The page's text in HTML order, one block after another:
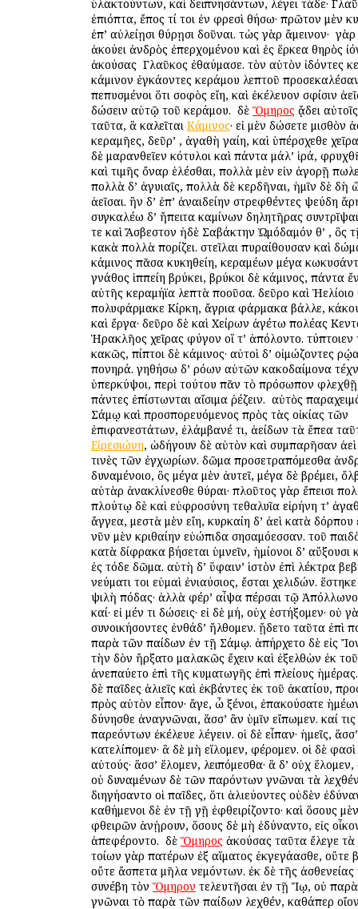
ὑλακτούντων, καὶ δειπνησάντων, λέγει τάδε·
ἐπιόπτα, ἔπος τί τοι ἐν φρεσὶ θήσω· πρῶτον μὲν
ἐπ’ αὐλείῃσι θύρῃσι δοῦναι. τὼς γὰρ ἄμεινον· ὁ
ἀκούει ἀνδρὸς ἐπερχομένου καὶ ἐς ἕρκεα θηρὸς
ἀκούσας ὁ Γλαῦκος ἐθαύμασε. τὸν αὐτὸν ἰδόντες
κάμινον ἐγκάοντες κεράμου λεπτοῦ
πεπυσμένοι ὅτι σοφὸς εἴη, καὶ ἐκέλευον σφίσιν
δώσειν αὐτῷ τοῦ κεράμου. ὁ δὲ Ὅμηρος ᾄδει
ταῦτα, ἃ καλεῖται Κάμινος· εἰ μὲν δώσετε μισθὸν
κεραμῆες, δεῦρ’ , ἀγαθὴ γαίη, καὶ ὑπέρσχεθε
δὲ μαρανθεῖεν κότυλοι καὶ πάντα μάλ’ ἱρά,
καὶ τιμῆς ὄναρ ἑλέσθαι, πολλὰ μὲν εἰν ἀγορῇ
πολλὰ δ’ ἀγυιαῖς, πολλὰ δὲ κερδῆναι, ἡμῖν δὲ δὴ
ἀεῖσαι. ἢν δ’ ἐπ’ ἀναιδείην στρεφθέντες ψεύδη
συγκαλέω δ’ ἤπειτα καμίνων δηλητῆρας
τε καὶ Ἄσβεστον ἠδὲ Σαβάκτην Ὠμόδαμόν θ’ , ὃς
κακὰ πολλὰ πορίζει. στεῖλαι πυραίθουσαν καὶ
κάμινος πᾶσα κυκηθείη, κεραμέων μέγα
γνάθος ἱππείη βρύκει, βρύκοι δὲ κάμινος, πάντα
αὐτῆς κεραμήϊα λεπτὰ ποοῦσα. δεῦρο καὶ Ἠελίοιο
πολυφάρμακε Κίρκη, ἄγρια φάρμακα βάλλε,
καὶ ἔργα· δεῦρο δὲ καὶ Χείρων ἀγέτω πολέας
Ἡρακλῆος χεῖρας φύγον οἵ τ’ ἀπόλοντο. τύπτοιεν
κακῶς, πίπτοι δὲ κάμινος· αὐτοὶ δ’ οἰμώζοντες
πονηρά. γηθήσω δ’ ὁρόων αὐτῶν κακοδαίμονα
ὑπερκύψοι, περὶ τούτου πᾶν τὸ πρόσωπον
πάντες ἐπίστωνται αἴσιμα ῥέζειν. ὁ αὐτὸς
Σάμῳ καὶ προσπορευόμενος πρὸς τὰς οἰκίας τῶν
ἐπιφανεστάτων, ἐλάμβανέ τι, ἀείδων τὰ ἔπεα
Εἰρεσιώνη, ὡδήγουν δὲ αὐτὸν καὶ συμπαρῆσαν
τινὲς τῶν ἐγχωρίων. δῶμα προσετραπόμεσθα
δυναμένοιο, ὃς μέγα μὲν ἀυτεῖ, μέγα δὲ βρέμει,
αὐτὰρ ἀνακλίνεσθε θύραι· πλοῦτος γὰρ ἔπεισι
πλούτῳ δὲ καὶ εὐφροσύνη τεθαλυῖα εἰρήνη τ’
ἄγγεα, μεστὰ μὲν εἴη, κυρκαίη δ’ ἀεὶ κατὰ
νῦν μὲν κριθαίην εὐώπιδα σησαμόεσσαν. τοῦ
κατὰ δίφρακα βήσεται ὑμνεῖν, ἡμίονοι δ’ αὔξουσι
ἐς τόδε δῶμα. αὐτὴ δ’ ὕφαιν’ ἱστὸν ἐπὶ λέκτρα
νεύματι τοι εὐμαὶ ἐνιαύσιος, ἔσται χελιδών.
ψιλὴ πόδας· ἀλλὰ φέρ’ αἶψα πέρσαι τῷ
καί· εἰ μέν τι δώσεις· εἰ δὲ μή, οὐχ ἑστήξομεν· οὐ
συνοικήσοντες ἐνθάδ’ ἤλθομεν. ᾔδετο ταῦτα ἐπὶ
παρὰ τῶν παίδων ἐν τῇ Σάμῳ. ἀπήρχετο δὲ εἰς
τὴν ὁδὸν ἤρξατο μαλακῶς ἔχειν καὶ ἐξελθὼν ἐκ
ἀνεπαύετο ἐπὶ τῆς κυματωγῆς ἐπὶ πλείους
δὲ παῖδες ἁλιεῖς καὶ ἐκβάντες ἐκ τοῦ ἀκατίου,
πρὸς αὐτὸν εἶπον· ἄγε, ὦ ξένοι, ἐπακούσατε
δύνησθε ἀναγνῶναι, ἅσσ’ ἂν ὑμῖν εἴπωμεν. καί
παρεόντων ἐκέλευε λέγειν. οἱ δὲ εἶπαν· ἡμεῖς,
κατελίπομεν· ἃ δὲ μὴ εἵλομεν, φέρομεν. οἱ δὲ
αὐτούς· ἅσσ’ ἕλομεν, λειπόμεσθα· ἃ δ’ οὐχ
οὐ δυναμένων δὲ τῶν παρόντων γνῶναι τὰ
διηγήσαντο οἱ παῖδες, ὅτι ἁλιεύοντες οὐδὲν
καθήμενοι δὲ ἐν τῇ γῇ ἐφθειρίζοντο· καὶ ὅσους
φθειρῶν ἀνῄρουν, ὅσους δὲ μὴ ἐδύναντο, εἰς
ἀπεφέροντο. ὁ δὲ Ὅμηρος ἀκούσας ταῦτα ἔλεγε τὰ
τοίων γὰρ πατέρων ἐξ αἵματος ἐκγεγάασθε, οὔτε
οὔτε ἄσπετα μῆλα νεμόντων. ἐκ δὲ τῆς ἀσθενείας
συνέβη τὸν Ὅμηρον τελευτῆσαι ἐν τῇ Ἴῳ, οὐ
γνῶναι τὸ παρὰ τῶν παίδων λεχθέν, καθάπερ